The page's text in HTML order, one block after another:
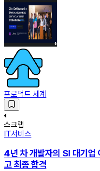
프로덕트 세계
스크랩
IT서비스
4년 차 개발자의 SI 대기업
고 최종 합격